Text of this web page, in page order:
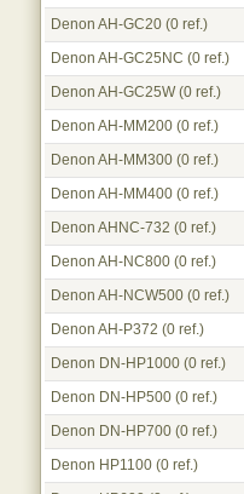
Denon AH-GC20 (0 ref.)
Denon AH-GC25NC (0 ref.)
Denon AH-GC25W(0 ref.)
Denon AH-MM200 (0 ref.)
Denon AH-MM300 (0 ref.)
Denon AH-MM400 (0 ref.)
Denon AHNC-732 (0 ref.)
Denon AH-NC800 (0 ref.)
Denon AH-NCW500 (0 ref.)
Denon AH-P372 (0 ref.)
Denon DN-HP1000 (0 ref.)
Denon DN-HP500 (0 ref.)
Denon DN-HP700 (0 ref.)
Denon HP1100 (0 ref.)